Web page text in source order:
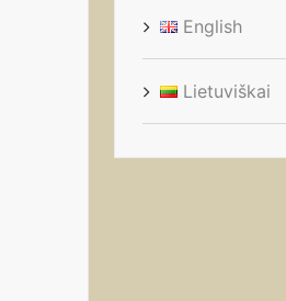
English
Lietuviškai